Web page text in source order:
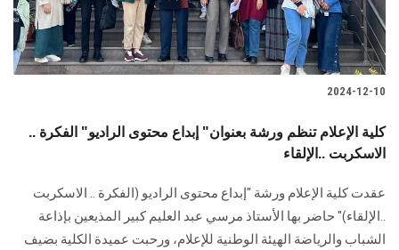
2024-12-10
كلية الإعلام تنظم ورشة بعنوان" إبداع محتوى الراديو" الفكرة ..
الاسكربت ..الإلقاء
عقدت كلية الإعلام ورشة "إبداع محتوى الراديو (الفكرة .. الاسكربت
‏‏..الإلقاء)" حاضر بها الأستاذ مرسي عبد العليم كبير المذيعين بإذاعة
الشباب ‏والرياضة الهيئة الوطنية للإعلام، ورحبت عميدة الكلية بضيف